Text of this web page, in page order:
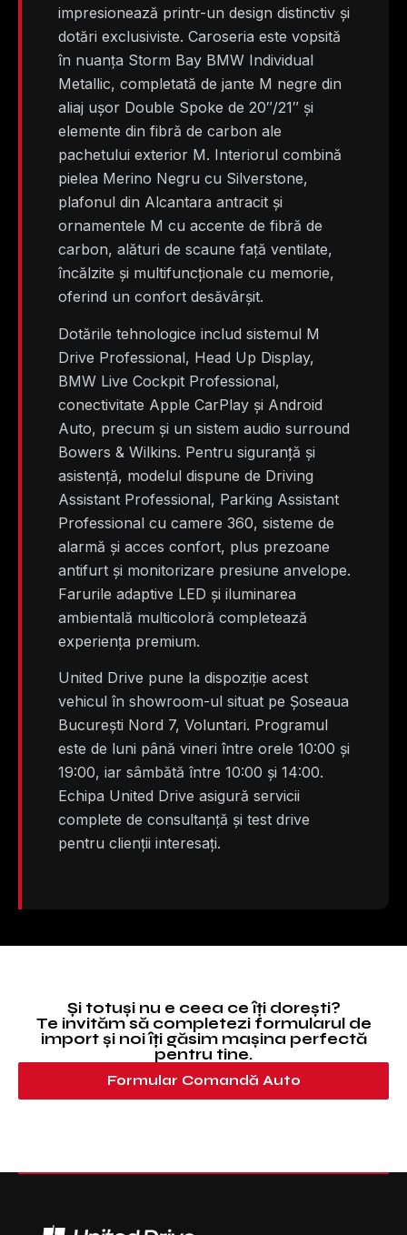
impresionează printr-un design distinctiv și
dotări exclusiviste. Caroseria este vopsită
în nuanța Storm Bay BMW Individual
Metallic, completată de jante M negre din
aliaj ușor Double Spoke de 20″/21″ și
elemente din fibră de carbon ale
pachetului exterior M. Interiorul combină
pielea Merino Negru cu Silverstone,
plafonul din Alcantara antracit și
ornamentele M cu accente de fibră de
carbon, alături de scaune față ventilate,
încălzite și multifuncționale cu memorie,
oferind un confort desăvârșit.
Dotările tehnologice includ sistemul M
Drive Professional, Head Up Display,
BMW Live Cockpit Professional,
conectivitate Apple CarPlay și Android
Auto, precum și un sistem audio surround
Bowers & Wilkins. Pentru siguranță și
asistență, modelul dispune de Driving
Assistant Professional, Parking Assistant
Professional cu camere 360, sisteme de
alarmă și acces confort, plus prezoane
antifurt și monitorizare presiune anvelope.
Farurile adaptive LED și iluminarea
ambientală multicoloră completează
experiența premium.
United Drive pune la dispoziție acest
vehicul în showroom-ul situat pe Șoseaua
București Nord 7, Voluntari. Programul
este de luni până vineri între orele 10:00 și
19:00, iar sâmbătă între 10:00 și 14:00.
Echipa United Drive asigură servicii
complete de consultanță și test drive
pentru clienții interesați.
Și totuși nu e ceea ce îți dorești?
Te invităm să completezi formularul de
import și noi îți găsim mașina perfectă
pentru tine.
Formular Comandă Auto